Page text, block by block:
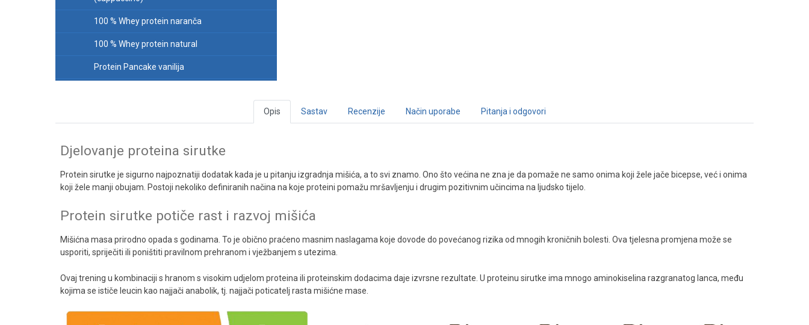
100 % Whey protein naranča
100 % Whey protein natural
Protein Pancake vanilija
GLUTAMIN
FAT BURNERI
VITAMINI, MINERALI, IMUNITET
PAKETI
SPORTSKA OPREMA
Opis Sastav Recenzije Način uporabe Pitanja i odgovori
Djelovanje proteina sirutke
Protein sirutke je sigurno najpoznatiji dodatak kada je u pitanju izgradnja mišića, a to svi znamo. Ono što većina ne zna je da pomaže ne samo onima koji žele jače bicepse, već i onima
koji žele manji obujam. Postoji nekoliko definiranih načina na koje proteini pomažu mršavljenju i drugim pozitivnim učincima na ljudsko tijelo.
Protein sirutke potiče rast i razvoj mišića
Mišićna masa prirodno opada s godinama. To je obično praćeno masnim naslagama koje dovode do povećanog rizika od mnogih kroničnih bolesti. Ova tjelesna promjena može se
usporiti, spriječiti ili poništiti pravilnom prehranom i vježbanjem s utezima.
Ovaj trening u kombinaciji s hranom s visokim udjelom proteina ili proteinskim dodacima daje izvrsne rezultate. U proteinu sirutke ima mnogo aminokiselina razgranatog lanca, među
kojima se ističe leucin kao najjači anabolik, tj. najjači poticatelj rasta mišićne mase.